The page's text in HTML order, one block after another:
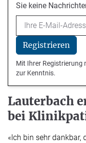
Sie keine
Email
Registrieren
Mit Ihrer Registrierung
zur Kenntnis.
Lauterbach
bei
«Ich bin sehr dankbar,